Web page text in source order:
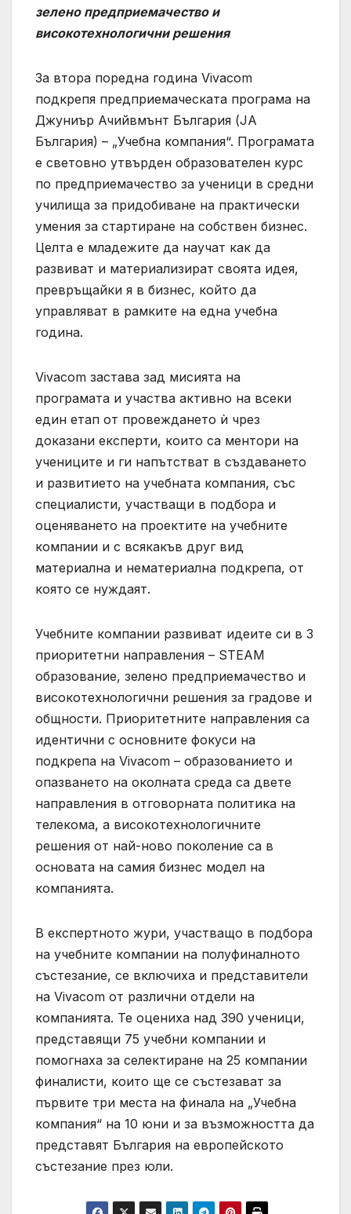
зелено предприемачество и
високотехнологични решения
За втора поредна година Vivacom
подкрепя предприемаческата програма на
Джуниър Ачийвмънт България (JA
България) – „Учебна компания“. Програмата
е световно утвърден образователен курс
по предприемачество за ученици в средни
училища за придобиване на практически
умения за стартиране на собствен бизнес.
Целта е младежите да научат как да
развиват и материализират своята идея,
превръщайки я в бизнес, който да
управляват в рамките на една учебна
година.
Vivacom застава зад мисията на
програмата и участва активно на всеки
един етап от провеждането ѝ чрез
доказани експерти, които са ментори на
учениците и ги напътстват в създаването
и развитието на учебната компания, със
специалисти, участващи в подбора и
оценяването на проектите на учебните
компании и с всякакъв друг вид
материална и нематериална подкрепа, от
която се нуждаят.
Учебните компании развиват идеите си в 3
приоритетни направления – STEAM
образование, зелено предприемачество и
високотехнологични решения за градове и
общности. Приоритетните направления са
идентични с основните фокуси на
подкрепа на Vivacom – образованието и
опазването на околната среда са двете
направления в отговорната политика на
телекома, а високотехнологичните
решения от най-ново поколение са в
основата на самия бизнес модел на
компанията.
В експертното жури, участващо в подбора
на учебните компании на полуфиналното
състезание, се включиха и представители
на Vivacom от различни отдели на
компанията. Те оцениха над 390 ученици,
представящи 75 учебни компании и
помогнаха за селектиране на 25 компании
финалисти, които ще се състезават за
първите три места на финала на „Учебна
компания“ на 10 юни и за възможността да
представят България на европейското
състезание през юли.